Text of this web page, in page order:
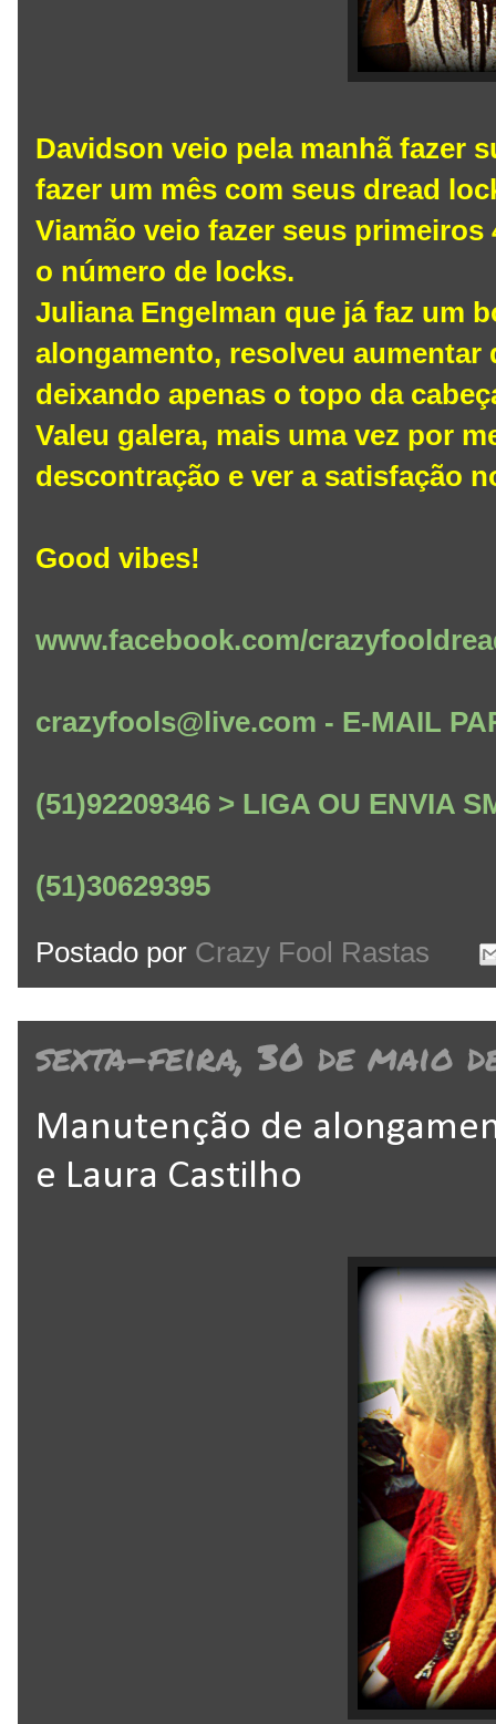
Davidson veio pela manhã fazer
fazer um mês com seus dread
Viamão veio fazer seus
o número de locks.
Juliana Engelman que já faz um
alongamento, resolveu aumentar
deixando apenas o topo da
Valeu galera, mais uma vez por
descontração e ver a satisfação
Good vibes!
www.facebook.com/
crazyfools@live.com - E-MAIL
(51)92209346 > LIGA OU ENVIA
(51)30629395
Postado por Crazy Fool Rastas
sexta-feira, 30 de maio
Manutenção de
e Laura Castilho